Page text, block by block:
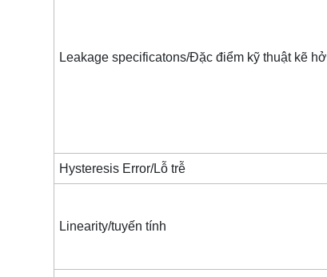
Leakage specificatons/Đặc điểm kỹ thuật kẽ hở
Hysteresis Error/Lỗ trễ
Linearity/tuyến tính